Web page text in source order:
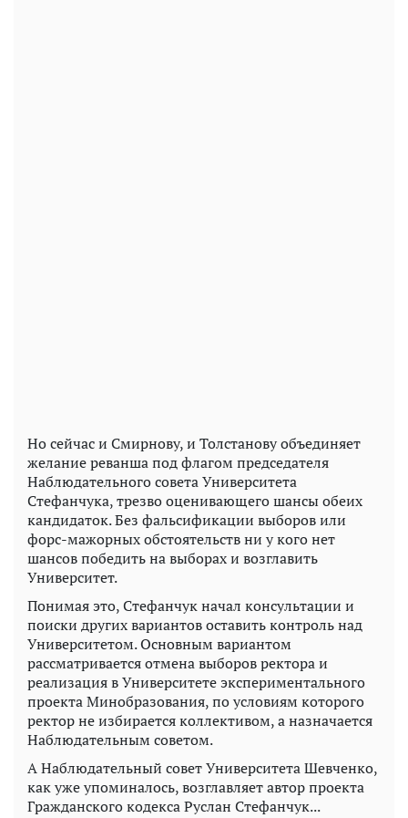
Но сейчас и Смирнову, и Толстанову объединяет
желание реванша под флагом председателя
Наблюдательного совета Университета
Стефанчука, трезво оценивающего шансы обеих
кандидаток. Без фальсификации выборов или
форс-мажорных обстоятельств ни у кого нет
шансов победить на выборах и возглавить
Университет.
Понимая это, Стефанчук начал консультации и
поиски других вариантов оставить контроль над
Университетом. Основным вариантом
рассматривается отмена выборов ректора и
реализация в Университете экспериментального
проекта Минобразования, по условиям которого
ректор не избирается коллективом, а назначается
Наблюдательным советом.
А Наблюдательный совет Университета Шевченко,
как уже упоминалось, возглавляет автор проекта
Гражданского кодекса Руслан Стефанчук...